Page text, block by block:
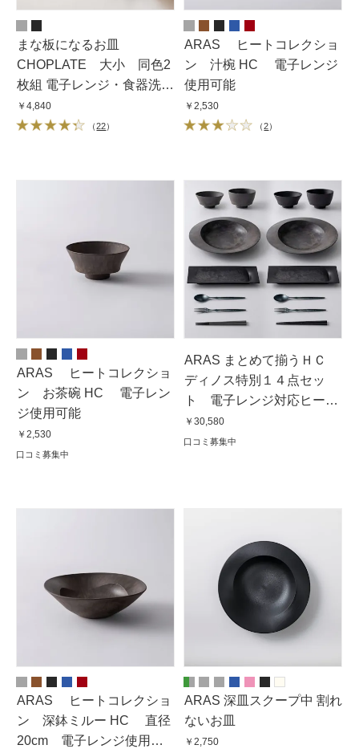
まな板になるお皿
CHOPLATE 大小 同色2
枚組 電子レンジ・食器洗浄
機使用可能
￥4,840
（22）
ARAS ヒートコレクショ
ン 汁椀 HC 電子レンジ
使用可能
￥2,530
（2）
ARAS ヒートコレクショ
ン お茶碗 HC 電子レン
ジ使用可能
￥2,530
口コミ募集中
ARAS まとめて揃うＨＣ
ディノス特別１４点セッ
ト 電子レンジ対応ヒート
コレクション
￥30,580
口コミ募集中
ARAS ヒートコレクショ
ン 深鉢ミルー HC 直径
20cm 電子レンジ使用可
ARAS 深皿スクープ中 割れ
ないお皿
￥2,750